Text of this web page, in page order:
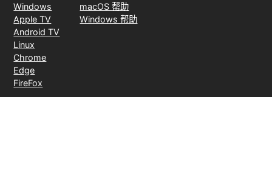
Windows
Apple TV
Android TV
Linux
Chrome
Edge
FireFox
macOS 帮助
Windows 帮助